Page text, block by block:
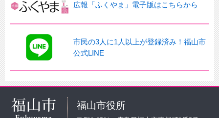
広報「ふくやま」電子版はこちらから
市民の3人に1人以上が登録済み！福山市
公式LINE
福山市役所